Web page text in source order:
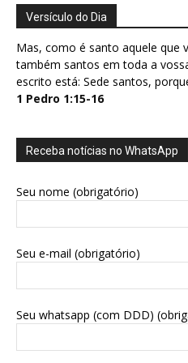
Versículo do Dia
Mas, como é santo aquele que
também santos em toda a
escrito está: Sede santos,
1 Pedro 1:15-16
Receba notícias no WhatsApp
Seu nome (obrigatório)
Seu e-mail (obrigatório)
Seu whatsapp (com DDD)